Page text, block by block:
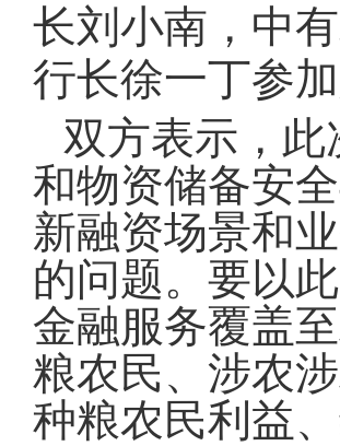
长刘小南，中
行长徐一丁参
双方表示，
和物资储备安
新融资场景和
的问题。要以
金融服务覆盖
粮农民、涉农
种粮农民利益